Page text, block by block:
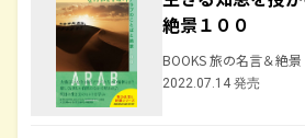
絶景１００
BOOKS 旅の名言＆絶景
2022.07.14 発売